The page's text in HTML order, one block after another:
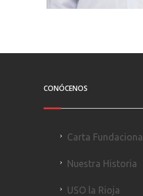
CONÓCENOS
Carta Fundacional
Nuestra Historia
USO la Rioja